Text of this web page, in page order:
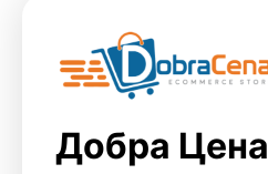
Добра Цена